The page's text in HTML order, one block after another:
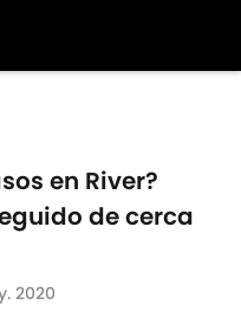
en River?
de cerca
2020